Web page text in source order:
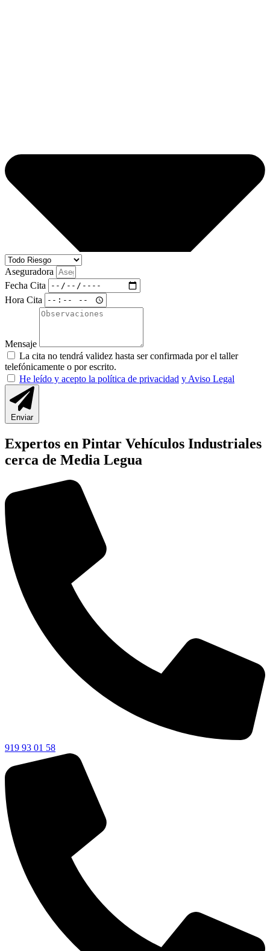
Aseguradora
Fecha Cita
Hora Cita
Mensaje
La cita no tendrá validez hasta ser confirmada por el taller
telefónicamente o por escrito.
He leído y acepto la política de privacidad y Aviso Legal
Enviar
Expertos en Pintar Vehículos Industriales
cerca de Media Legua
919 93 01 58